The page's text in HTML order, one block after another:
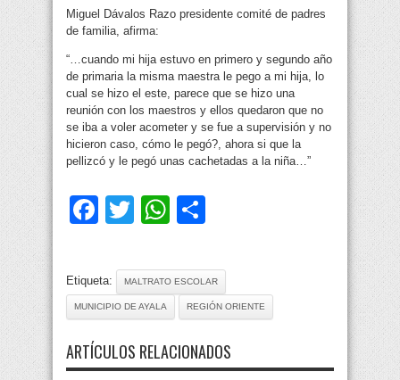
Miguel Dávalos Razo presidente comité de padres
de familia, afirma:
“…cuando mi hija estuvo en primero y segundo año
de primaria la misma maestra le pego a mi hija, lo
cual se hizo el este, parece que se hizo una
reunión con los maestros y ellos quedaron que no
se iba a voler acometer y se fue a supervisión y no
hicieron caso, cómo le pegó?, ahora si que la
pellizcó y le pegó unas cachetadas a la niña…”
Facebook
TwitterWhatsApp
Etiqueta: MALTRATO ESCOLAR
MUNICIPIO DE AYALA REGIÓN ORIENTE
ARTÍCULOS RELACIONADOS